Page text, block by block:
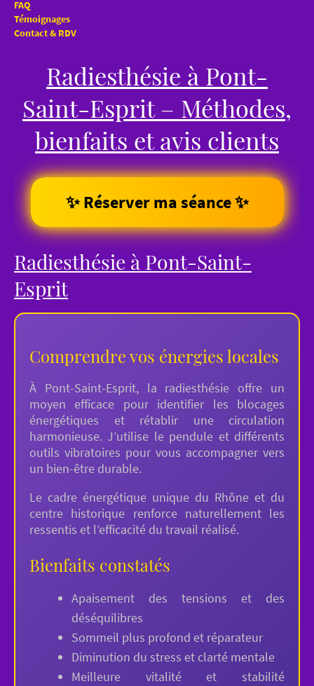
FAQ
Témoignages
Contact & RDV
Radiesthésie à Pont-
Saint-Esprit – Méthodes,
bienfaits et avis clients
✨ Réserver ma séance ✨
Radiesthésie à Pont-Saint-
Esprit
Comprendre vos énergies locales
À Pont-Saint-Esprit, la radiesthésie offre un
moyen efficace pour identifier les blocages
énergétiques et rétablir une circulation
harmonieuse. J’utilise le pendule et différents
outils vibratoires pour vous accompagner vers
un bien-être durable.
Le cadre énergétique unique du Rhône et du
centre historique renforce naturellement les
ressentis et l’efficacité du travail réalisé.
Bienfaits constatés
Apaisement des tensions et des
déséquilibres
Sommeil plus profond et réparateur
Diminution du stress et clarté mentale
Meilleure vitalité et stabilité